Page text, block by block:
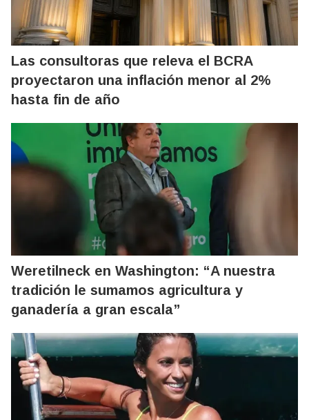
Las consultoras que releva el BCRA
proyectaron una inflación menor al 2%
hasta fin de año
Weretilneck en Washington: “A nuestra
tradición le sumamos agricultura y
ganadería a gran escala”